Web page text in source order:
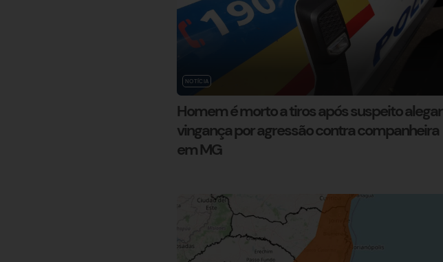
NOTÍCIA
Homem é morto a tiros após suspeito alegar
vingança por agressão contra companheira
em MG